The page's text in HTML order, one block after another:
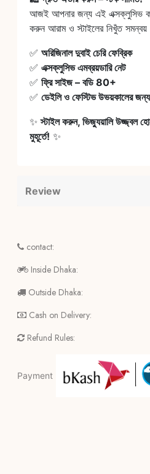
আজই আপনার জন্য এই এক্সক্লুসিভ
করুন আরাম ও স্টাইলের নিখুঁত
✅ অরিজিনাল দুবাই চেরি ফেব্রিক
✅ এক্সক্লুসিভ এমব্রয়ডারি নেট
✅ ফ্রি সাইজ – বডি 80+
✅ ডেইলি ও ফেস্টিভ উভয়কালের জন্য
✨স্টাইল করুন, ভিজ্যুয়ালি উজ্জ্বল
মুহূর্তে! ✨
Review
contact:
Inside Dhaka:
Outside Dhaka:
Cash on Delivery:
Refund Rules:
Payment